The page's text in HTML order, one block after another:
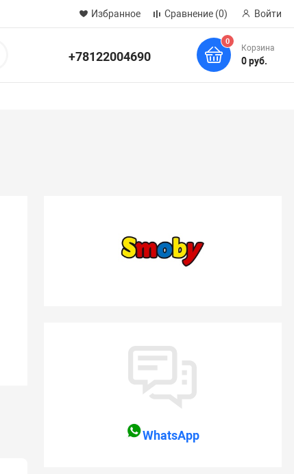
Избранное Сравнение (0) Войти
+78122004690
0
Корзина
0 руб.
WhatsApp